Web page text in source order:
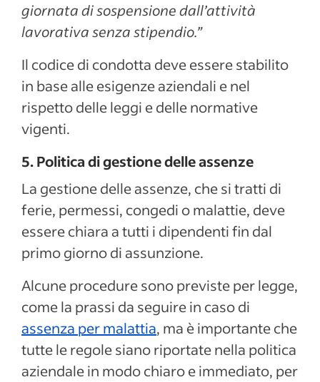
giornata di sospensione dall’attività
lavorativa senza stipendio.”
Il codice di condotta deve essere stabilito
in base alle esigenze aziendali e nel
rispetto delle leggi e delle normative
vigenti.
5. Politica di gestione delle assenze
La gestione delle assenze, che si tratti di
ferie, permessi, congedi o malattie, deve
essere chiara a tutti i dipendenti fin dal
primo giorno di assunzione.
Alcune procedure sono previste per legge,
come la prassi da seguire in caso di
assenza per malattia, ma è importante che
tutte le regole siano riportate nella politica
aziendale in modo chiaro e immediato, per